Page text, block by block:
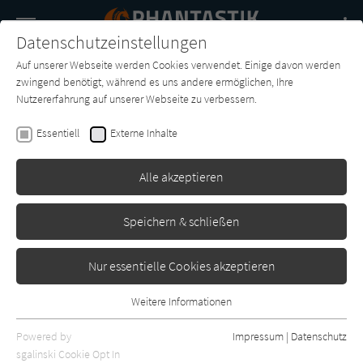
SUCHE
Buch-
Entdecker
Forum Charts
Lexy v. Golden
Shades of Bones - Im Bann der
Nachtschatten (Scepter of
Blood 2)
Carlsen Erschienen: August 2023 0
Datenschutzeinstellungen
Auf unserer Webseite werden Cookies verwendet. Einige davon werden
zwingend benötigt, während es uns andere ermöglichen, Ihre
Nutzererfahrung auf unserer Webseite zu verbessern.
Essentiell Externe Inhalte
Alle akzeptieren
Speichern & schließen
Nur essentielle Cookies akzeptieren
Essentielle Cookies werden für grundlegende Funktionen der
Webseite benötigt. Dadurch ist gewährleistet, dass die Webseite
Weitere Informationen
Powered by
sgalinski Cookie Opt In
Impressum | Datenschutz